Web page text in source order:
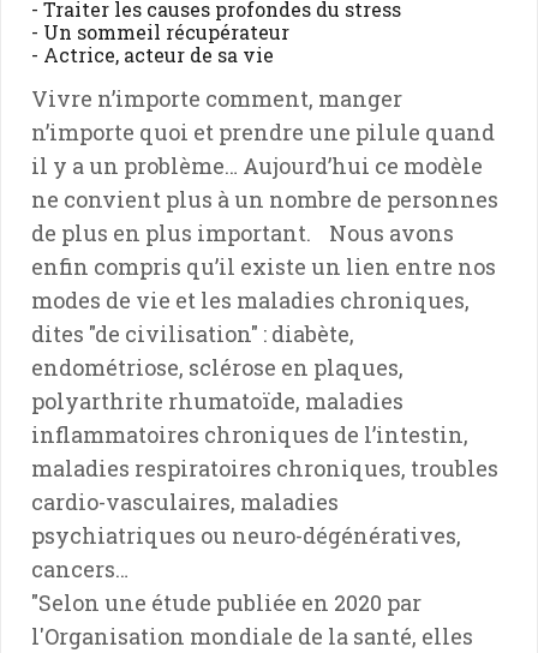
- Traiter les causes profondes du stress
- Un sommeil récupérateur
- Actrice, acteur de sa vie
Vivre n’importe comment, manger
n’importe quoi et prendre une pilule quand
il y a un problème… Aujourd’hui ce modèle
ne convient plus à un nombre de personnes
de plus en plus important. Nous avons
enfin compris qu’il existe un lien entre nos
modes de vie et les maladies chroniques,
dites "de civilisation" : diabète,
endométriose, sclérose en plaques,
polyarthrite rhumatoïde, maladies
inflammatoires chroniques de l’intestin,
maladies respiratoires chroniques, troubles
cardio-vasculaires, maladies
psychiatriques ou neuro-dégénératives,
cancers…
"Selon une étude publiée en 2020 par
l'Organisation mondiale de la santé, elles